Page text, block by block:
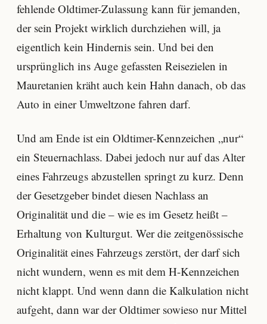
fehlende Oldtimer-Zulassung kann für jemanden,
der sein Projekt wirklich durchziehen will, ja
eigentlich kein Hindernis sein. Und bei den
ursprünglich ins Auge gefassten Reisezielen in
Mauretanien kräht auch kein Hahn danach, ob das
Auto in einer Umweltzone fahren darf.
Und am Ende ist ein Oldtimer-Kennzeichen „nur“
ein Steuernachlass. Dabei jedoch nur auf das Alter
eines Fahrzeugs abzustellen springt zu kurz. Denn
der Gesetzgeber bindet diesen Nachlass an
Originalität und die – wie es im Gesetz heißt –
Erhaltung von Kulturgut. Wer die zeitgenössische
Originalität eines Fahrzeugs zerstört, der darf sich
nicht wundern, wenn es mit dem H-Kennzeichen
nicht klappt. Und wenn dann die Kalkulation nicht
aufgeht, dann war der Oldtimer sowieso nur Mittel